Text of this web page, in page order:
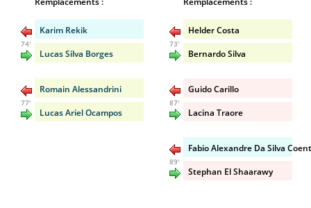
Karim Rekik
74'
Lucas Silva Borges
Romain Alessandrini
77'
Lucas Ariel Ocampos
Helder Costa
73'
Bernardo Silva
Guido Carillo
87'
Lacina Traore
Fabio Alexandre Da Silva
89'
Stephan El Shaarawy